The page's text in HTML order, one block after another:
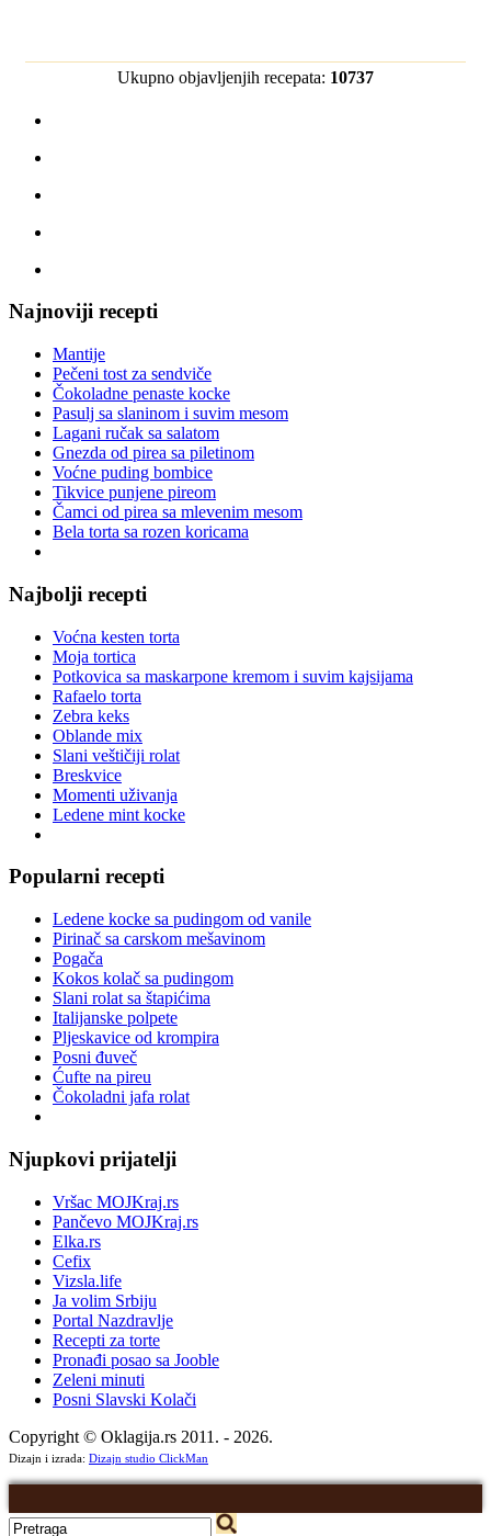
Ukupno objavljenjih recepata: 10737
Najnoviji recepti
Mantije
Pečeni tost za sendviče
Čokoladne penaste kocke
Pasulj sa slaninom i suvim mesom
Lagani ručak sa salatom
Gnezda od pirea sa piletinom
Voćne puding bombice
Tikvice punjene pireom
Čamci od pirea sa mlevenim mesom
Bela torta sa rozen koricama
Najbolji recepti
Voćna kesten torta
Moja tortica
Potkovica sa maskarpone kremom i suvim kajsijama
Rafaelo torta
Zebra keks
Oblande mix
Slani veštičiji rolat
Breskvice
Momenti uživanja
Ledene mint kocke
Popularni recepti
Ledene kocke sa pudingom od vanile
Pirinač sa carskom mešavinom
Pogača
Kokos kolač sa pudingom
Slani rolat sa štapićima
Italijanske polpete
Pljeskavice od krompira
Posni đuveč
Ćufte na pireu
Čokoladni jafa rolat
Njupkovi prijatelji
Vršac MOJKraj.rs
Pančevo MOJKraj.rs
Elka.rs
Cefix
Vizsla.life
Ja volim Srbiju
Portal Nazdravlje
Recepti za torte
Pronađi posao sa Jooble
Zeleni minuti
Posni Slavski Kolači
Copyright © Oklagija.rs 2011. - 2026.
Dizajn i izrada: Dizajn studio ClickMan